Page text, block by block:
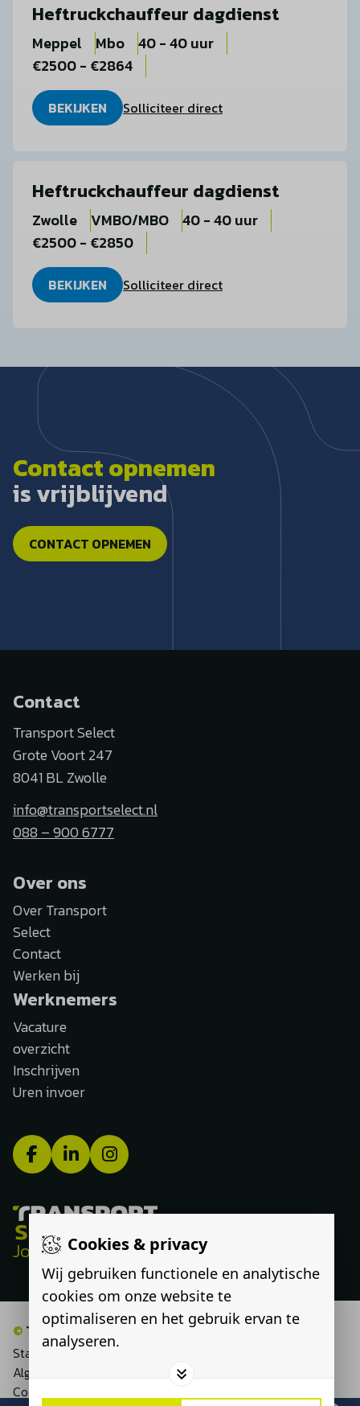
Cookies & privacy
Wij gebruiken functionele en analytische
cookies om onze website te
optimaliseren en het gebruik ervan te
analyseren.
Heftruckchauffeur dagdienst
Meppel Mbo
40 - 40 uur
€2500 - €2864
BEKIJKEN Solliciteer direct
Heftruckchauffeur dagdienst
Zwolle VMBO/MBO
40 - 40 uur
€2500 - €2850
BEKIJKEN Solliciteer direct
Contact opnemen
is vrijblijvend
CONTACT OPNEMEN
Contact
Transport Select
Grote Voort 247
8041 BL Zwolle
info@transportselect.nl
088 – 900 6777
Over ons
Over Transport
Select
Contact
Werken bij
Werknemers
Vacature
overzicht
Inschrijven
Uren invoer
Jouw route, onze expertise
© Transport Select
Statement discriminatie
Algemene voorwaarden
Cookieverklaring